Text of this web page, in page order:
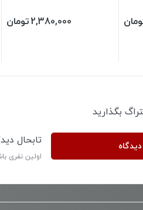
2,380,000تومان
بگذارید
تابحال
اولین نفری